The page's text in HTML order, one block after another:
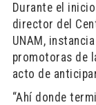
Durante el
director del
UNAM,
promotoras de
acto de
“Ahí donde